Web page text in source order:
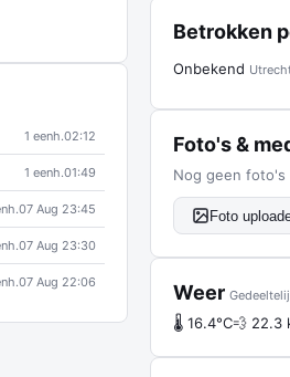
1 eenh.02:12
1 eenh.01:49
07 Aug 23:45
07 Aug 23:30
07 Aug 22:06
Betrokken
Onbekend
Foto's &
Nog geen foto's
Foto
Weer
🌡 16.4°C💨 22.3